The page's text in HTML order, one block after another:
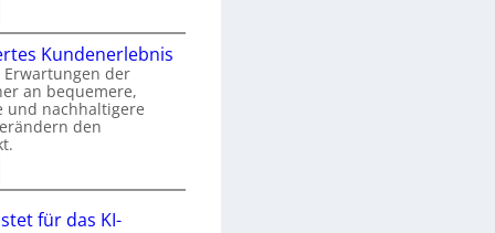
Kundenerlebnis
Erwartungen der
an bequemere,
und nachhaltigere
den
für das KI-